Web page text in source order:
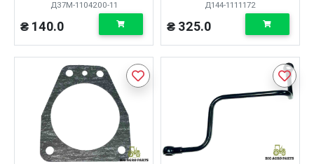
Д37М-1104200-11
₴ 140.0
Д144-1111172
₴ 325.0